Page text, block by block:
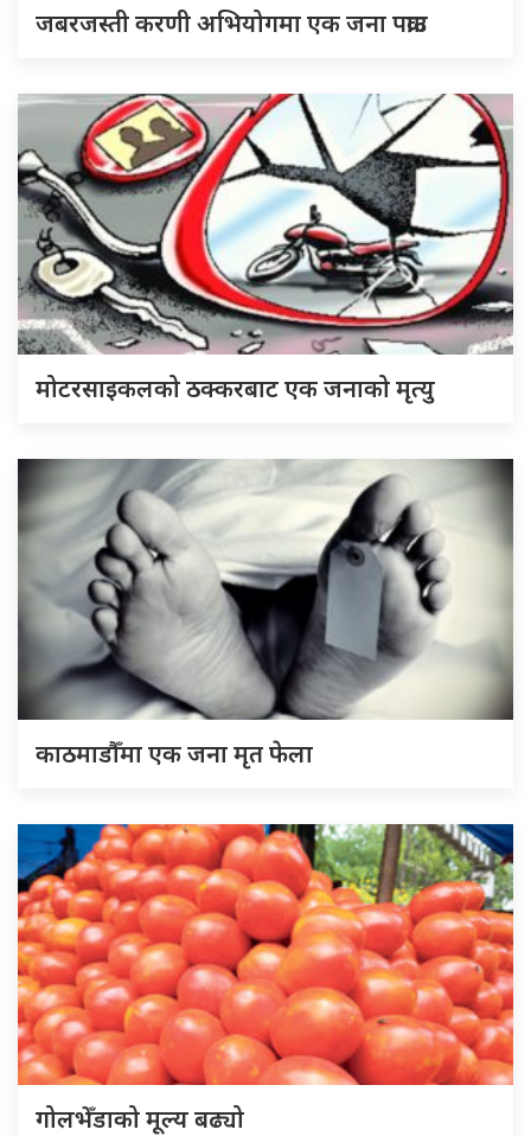
जबरजस्ती करणी अभियोगमा एक जना पक्राउ
मोटरसाइकलको ठक्करबाट एक जनाको मृत्यु
काठमाडौँमा एक जना मृत फेला
गोलभेँडाको मूल्य बढ्यो